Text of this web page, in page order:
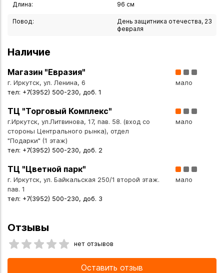
ножны украшены традиционным кавказским орнаментом,
деталь подчёркивает уникальность изделия.
Благородные материалы. Элементы декора из мельхиора
приобретают благородную патину.
просто оружием, а символом казачьей чести, мужества и
верности традициям.
Технические характеристики
- материал клинка: коррозионно-стойкая сталь 40 Х 13;
- материал украшений: мельхиор;
- ножны: металлические, с художественным
орнамент (чеканка и гравировка);
- общая длина: 960 мм;
- назначение: коллекционное/декоративное.
Длина: 96 см
Повод:
День защитника отечества, 23
февраля
Наличие
Магазин "Евразия"
г. Иркутск, ул. Ленина, 6
тел: +7(3952) 500-230, доб. 1
мало
ТЦ "Торговый Комплекс"
г.Иркутск, ул.Литвинова, 17, пав. 58. (вход со
стороны Центрального рынка), отдел
"Подарки" (1 этаж)
тел: +7(3952) 500-230, доб. 2
мало
ТЦ "Цветной парк"
г. Иркутск, ул. Байкальская 250/1 второй этаж.
пав. 1
тел: +7(3952) 500-230, доб. 3
мало
Отзывы
нет отзывов
Оставить отзыв